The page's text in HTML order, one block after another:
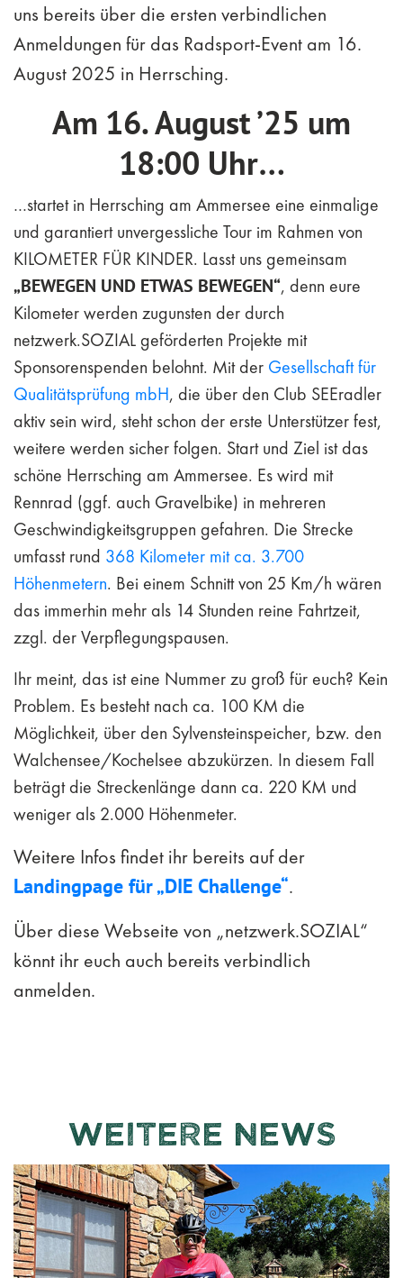
uns bereits über die ersten verbindlichen
Anmeldungen für das Radsport-Event am 16.
August 2025 in Herrsching.
Am 16. August ’25 um
18:00 Uhr…
…startet in Herrsching am Ammersee eine einmalige
und garantiert unvergessliche Tour im Rahmen von
KILOMETER FÜR KINDER. Lasst uns gemeinsam
„BEWEGEN UND ETWAS BEWEGEN“, denn eure
Kilometer werden zugunsten der durch
netzwerk.SOZIAL geförderten Projekte mit
Sponsorenspenden belohnt. Mit der Gesellschaft für
Qualitätsprüfung mbH, die über den Club SEEradler
aktiv sein wird, steht schon der erste Unterstützer fest,
weitere werden sicher folgen. Start und Ziel ist das
schöne Herrsching am Ammersee. Es wird mit
Rennrad (ggf. auch Gravelbike) in mehreren
Geschwindigkeitsgruppen gefahren. Die Strecke
umfasst rund 368 Kilometer mit ca. 3.700
Höhenmetern. Bei einem Schnitt von 25 Km/h wären
das immerhin mehr als 14 Stunden reine Fahrtzeit,
zzgl. der Verpflegungspausen.
Ihr meint, das ist eine Nummer zu groß für euch? Kein
Problem. Es besteht nach ca. 100 KM die
Möglichkeit, über den Sylvensteinspeicher, bzw. den
Walchensee/Kochelsee abzukürzen. In diesem Fall
beträgt die Streckenlänge dann ca. 220 KM und
weniger als 2.000 Höhenmeter.
Weitere Infos findet ihr bereits auf der
Landingpage für „DIE Challenge“.
Über diese Webseite von „netzwerk.SOZIAL“
könnt ihr euch auch bereits verbindlich
anmelden.
weitere news